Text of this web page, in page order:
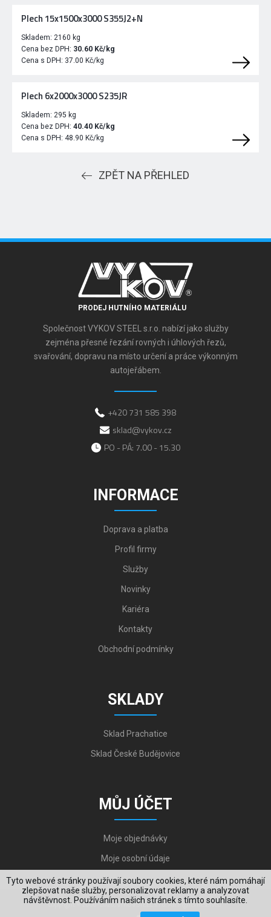
Tyto webové stránky používají soubory cookies, které nám pomáhají
zlepšovat naše služby, personalizovat reklamy a analyzovat
návštěvnost. Používáním našich stránek s tímto souhlasíte.
Plech 15x1500x3000 S355J2+N
Skladem: 2160 kg
Cena bez DPH: 30.60 Kč/kg
Cena s DPH: 37.00 Kč/kg
Plech 6x2000x3000 S235JR
Skladem: 295 kg
Cena bez DPH: 40.40 Kč/kg
Cena s DPH: 48.90 Kč/kg
ZPĚT NA PŘEHLED
PRODEJ HUTNÍHO MATERIÁLU
Společnost VYKOV STEEL s.r.o. nabízí jako služby
zejména přesné řezání rovných i úhlových řezů,
svařování, dopravu na místo určení a práce výkonným
autojeřábem.
+420 731 585 398
sklad@vykov.cz
PO - PÁ: 7.00 - 15.30
INFORMACE
Doprava a platba
Profil firmy
Služby
Novinky
Kariéra
Kontakty
Obchodní podmínky
SKLADY
Sklad Prachatice
Sklad České Budějovice
MŮJ ÚČET
Moje objednávky
Moje osobní údaje
Copyright © 2006-2026, VYKOV STEEL s.r.o. All Rights Reserved.